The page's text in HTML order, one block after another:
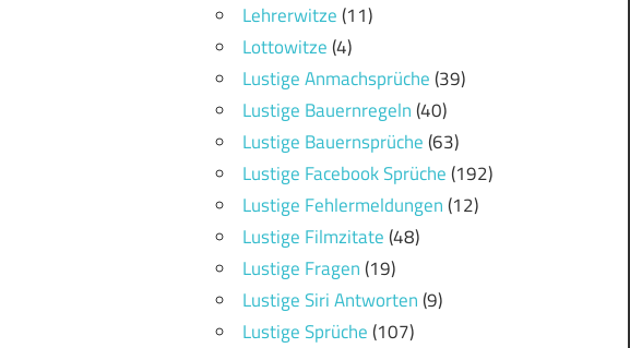
Lehrerwitze(11)
Lottowitze(4)
Lustige Anmachsprüche(39)
Lustige Bauernregeln(40)
Lustige Bauernsprüche(63)
Lustige Facebook Sprüche(192)
Lustige Fehlermeldungen(12)
Lustige Filmzitate(48)
Lustige Fragen(19)
Lustige Siri Antworten(9)
Lustige Sprüche(107)